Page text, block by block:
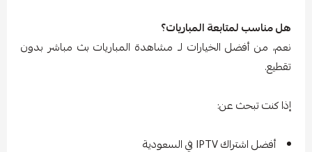
هل مناسب لمتابعة المباريات؟
نعم، من أفضل الخيارات لـ مشاهدة المباريات بث مباشر بدون
تقطيع.
إذا كنت تبحث عن:
أفضل اشتراك IPTV في السعودية